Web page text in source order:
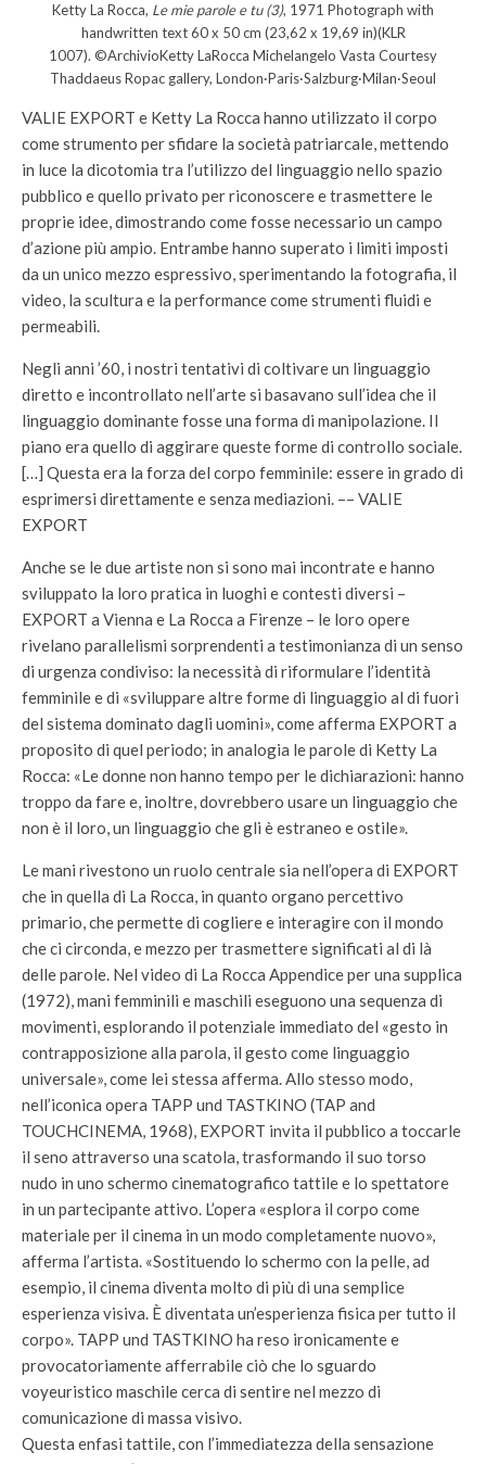
Ketty La Rocca, Le mie parole e tu (3), 1971 Photograph with
handwritten text 60 x 50 cm (23,62 x 19,69 in)(KLR
1007). ©ArchivioKetty LaRocca Michelangelo Vasta Courtesy
Thaddaeus Ropac gallery, London·Paris·Salzburg·Milan·Seoul
VALIE EXPORT e Ketty La Rocca hanno utilizzato il corpo
come strumento per sfidare la società patriarcale, mettendo
in luce la dicotomia tra l’utilizzo del linguaggio nello spazio
pubblico e quello privato per riconoscere e trasmettere le
proprie idee, dimostrando come fosse necessario un campo
d’azione più ampio. Entrambe hanno superato i limiti imposti
da un unico mezzo espressivo, sperimentando la fotografia, il
video, la scultura e la performance come strumenti fluidi e
permeabili.
Negli anni ’60, i nostri tentativi di coltivare un linguaggio
diretto e incontrollato nell’arte si basavano sull’idea che il
linguaggio dominante fosse una forma di manipolazione. Il
piano era quello di aggirare queste forme di controllo sociale.
[…] Questa era la forza del corpo femminile: essere in grado di
esprimersi direttamente e senza mediazioni. –– VALIE
EXPORT
Anche se le due artiste non si sono mai incontrate e hanno
sviluppato la loro pratica in luoghi e contesti diversi –
EXPORT a Vienna e La Rocca a Firenze – le loro opere
rivelano parallelismi sorprendenti a testimonianza di un senso
di urgenza condiviso: la necessità di riformulare l’identità
femminile e di «sviluppare altre forme di linguaggio al di fuori
del sistema dominato dagli uomini», come afferma EXPORT a
proposito di quel periodo; in analogia le parole di Ketty La
Rocca: «Le donne non hanno tempo per le dichiarazioni: hanno
troppo da fare e, inoltre, dovrebbero usare un linguaggio che
non è il loro, un linguaggio che gli è estraneo e ostile».
Le mani rivestono un ruolo centrale sia nell’opera di EXPORT
che in quella di La Rocca, in quanto organo percettivo
primario, che permette di cogliere e interagire con il mondo
che ci circonda, e mezzo per trasmettere significati al di là
delle parole. Nel video di La Rocca Appendice per una supplica
(1972), mani femminili e maschili eseguono una sequenza di
movimenti, esplorando il potenziale immediato del «gesto in
contrapposizione alla parola, il gesto come linguaggio
universale», come lei stessa afferma. Allo stesso modo,
nell’iconica opera TAPP und TASTKINO (TAP and
TOUCHCINEMA, 1968), EXPORT invita il pubblico a toccarle
il seno attraverso una scatola, trasformando il suo torso
nudo in uno schermo cinematografico tattile e lo spettatore
in un partecipante attivo. L’opera «esplora il corpo come
materiale per il cinema in un modo completamente nuovo»,
afferma l’artista. «Sostituendo lo schermo con la pelle, ad
esempio, il cinema diventa molto di più di una semplice
esperienza visiva. È diventata un’esperienza fisica per tutto il
corpo». TAPP und TASTKINO ha reso ironicamente e
provocatoriamente afferrabile ciò che lo sguardo
voyeuristico maschile cerca di sentire nel mezzo di
comunicazione di massa visivo.
Questa enfasi tattile, con l’immediatezza della sensazione